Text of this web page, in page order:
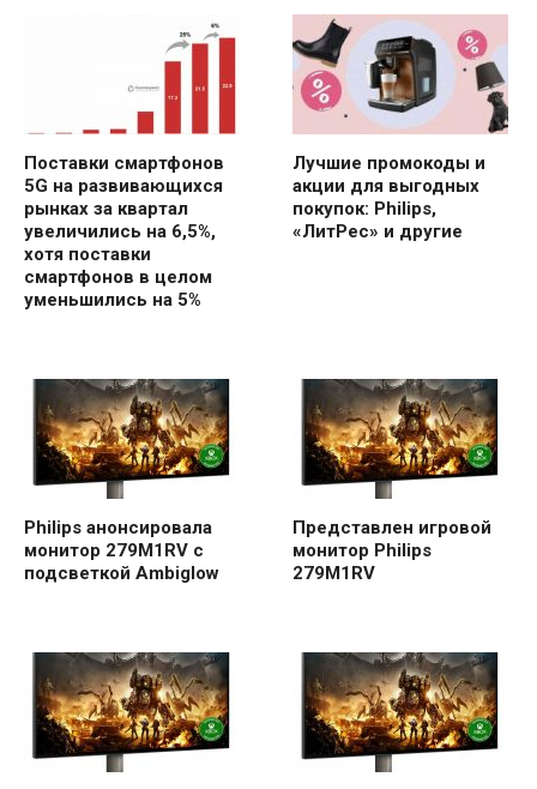
Поставки смартфонов
5G на развивающихся
рынках за квартал
увеличились на 6,5%,
хотя поставки
смартфонов в целом
уменьшились на 5%
Лучшие промокоды и
акции для выгодных
покупок: Philips,
«ЛитРес» и другие
Philips анонсировала
монитор 279M1RV с
подсветкой Ambiglow
Представлен игровой
монитор Philips
279M1RV